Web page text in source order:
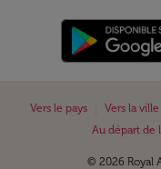
Vers le pays Vers la ville
Au départ de
© 2026 Royal